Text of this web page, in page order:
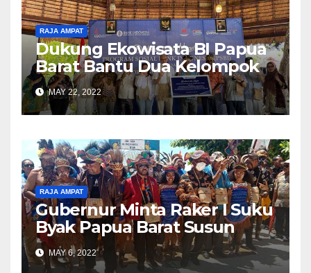
RAJA AMPAT
Dukung Ekowisata BI Papua
Barat Bantu Dua Kelompok
Sanggar Kreasi di Raja
Ampat
MAY 22, 2022
RAJA AMPAT
Gubernur Minta Raker I Suku
Byak Papua Barat Susun
Program Sesuai Visi Misi
Pemprov
MAY 6, 2022